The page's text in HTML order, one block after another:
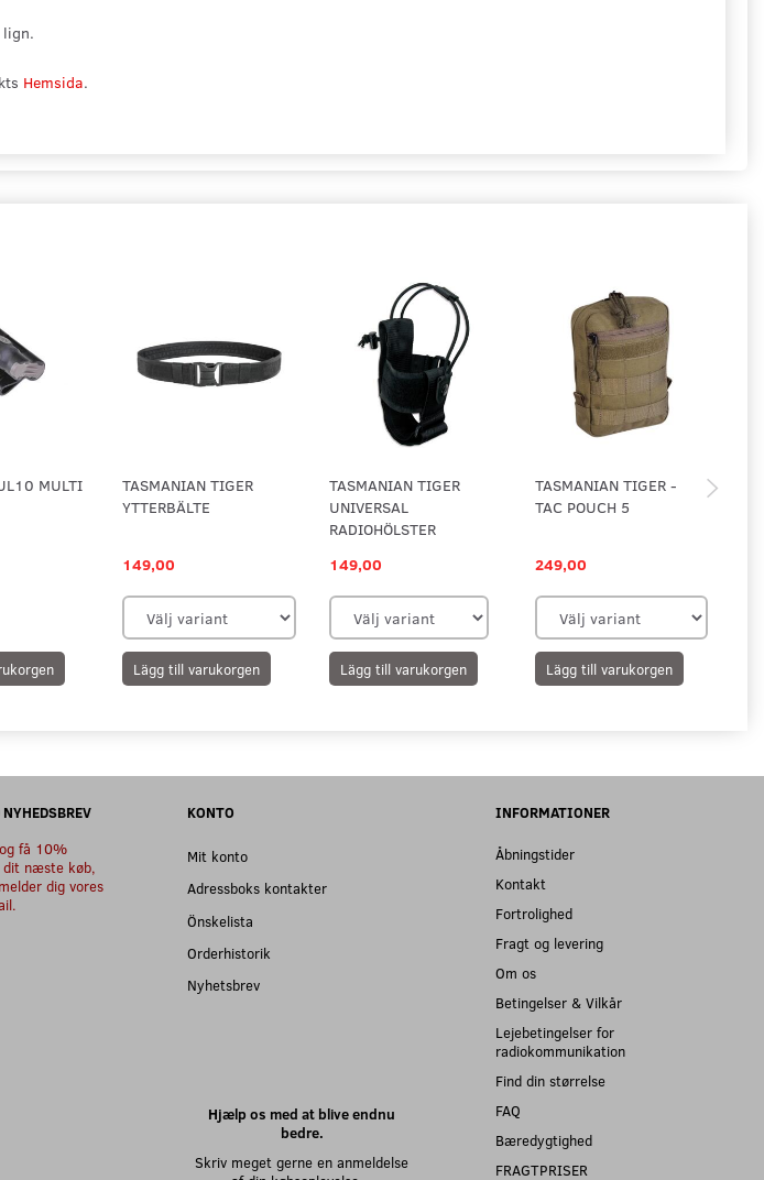
Hemsida.
MULTI
TASMANIAN TIGER
YTTERBÄLTE
149,00
Lägg till varukorgen
TASMANIAN TIGER
UNIVERSAL
RADIOHÖLSTER
149,00
Lägg till varukorgen
TASMANIAN TIGER -
TAC POUCH 5
249,00
Lägg till varukorgen
få 10%
dit næste køb,
dig vores
KONTO
Mit konto
Adressboks kontakter
Önskelista
Orderhistorik
Nyhetsbrev
Hjælp os med at blive endnu
bedre.
Skriv meget gerne en anmeldelse
INFORMATIONER
Åbningstider
Kontakt
Fortrolighed
Fragt og levering
Om os
Betingelser & Vilkår
Lejebetingelser for
radiokommunikation
Find din størrelse
FAQ
Bæredygtighed
FRAGTPRISER